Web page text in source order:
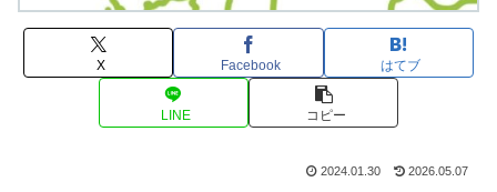
X Facebook はてブ
LINE コピー
2024.01.30 2026.05.07